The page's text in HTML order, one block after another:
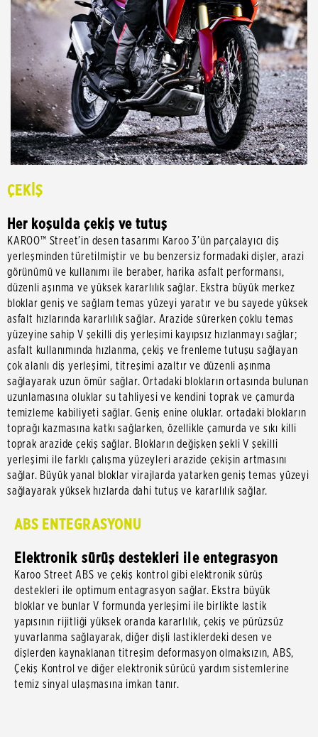
ÇEKİŞ
Her koşulda çekiş ve tutuş
KAROO™ Street’in desen tasarımı Karoo 3’ün parçalayıcı diş
yerleşminden türetilmiştir ve bu benzersiz formadaki dişler, arazi
görünümü ve kullanımı ile beraber, harika asfalt performansı,
düzenli aşınma ve yüksek kararlılık sağlar. Ekstra büyük merkez
bloklar geniş ve sağlam temas yüzeyi yaratır ve bu sayede yüksek
asfalt hızlarında kararlılık sağlar. Arazide sürerken çoklu temas
yüzeyine sahip V şekilli diş yerleşimi kayıpsız hızlanmayı sağlar;
asfalt kullanımında hızlanma, çekiş ve frenleme tutuşu sağlayan
çok alanlı diş yerleşimi, titreşimi azaltır ve düzenli aşınma
sağlayarak uzun ömür sağlar. Ortadaki blokların ortasında bulunan
uzunlamasına oluklar su tahliyesi ve kendini toprak ve çamurda
temizleme kabiliyeti sağlar. Geniş enine oluklar. ortadaki blokların
toprağı kazmasına katkı sağlarken, özellikle çamurda ve sıkı killi
toprak arazide çekiş sağlar. Blokların değişken şekli V şekilli
yerleşimi ile farklı çalışma yüzeyleri arazide çekişin artmasını
sağlar. Büyük yanal bloklar virajlarda yatarken geniş temas yüzeyi
sağlayarak yüksek hızlarda dahi tutuş ve kararlılık sağlar.
ABS ENTEGRASYONU
Elektronik sürüş destekleri ile entegrasyon
Karoo Street ABS ve çekiş kontrol gibi elektronik sürüş
destekleri ile optimum entagrasyon sağlar. Ekstra büyük
bloklar ve bunlar V formunda yerleşimi ile birlikte lastik
yapısının rijitliği yüksek oranda kararlılık, çekiş ve pürüzsüz
yuvarlanma sağlayarak, diğer dişli lastiklerdeki desen ve
dişlerden kaynaklanan titreşim deformasyon olmaksızın, ABS,
Çekiş Kontrol ve diğer elektronik sürücü yardım sistemlerine
temiz sinyal ulaşmasına imkan tanır.